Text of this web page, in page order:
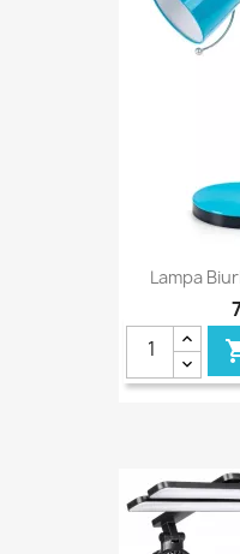
Lampa